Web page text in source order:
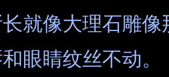
就像大理石雕像
眼睛纹丝不动。